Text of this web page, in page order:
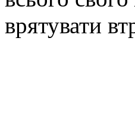
врятувати